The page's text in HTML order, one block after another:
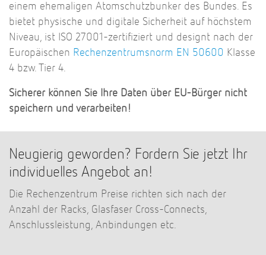
einem ehemaligen Atomschutzbunker des Bundes. Es
bietet physische und digitale Sicherheit auf höchstem
Niveau, ist ISO 27001-zertifiziert und designt nach der
Europäischen Rechenzentrumsnorm EN 50600 Klasse
4 bzw. Tier 4.
Sicherer können Sie Ihre Daten über EU-Bürger nicht
speichern und verarbeiten!
Neugierig geworden? Fordern Sie jetzt Ihr
individuelles Angebot an!
Die Rechenzentrum Preise richten sich nach der
Anzahl der Racks, Glasfaser Cross-Connects,
Anschlussleistung, Anbindungen etc.